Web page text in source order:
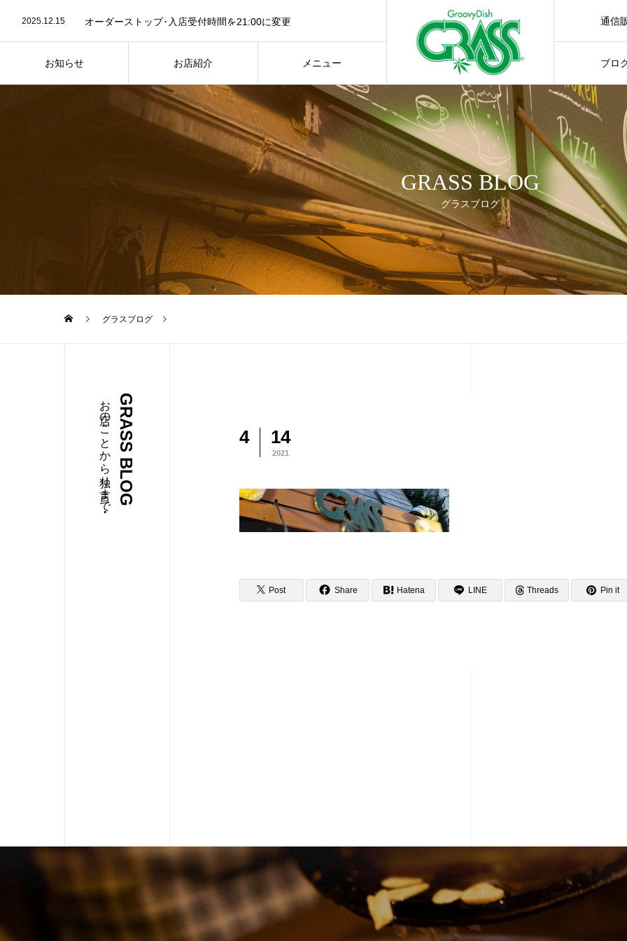
お知らせ お店紹介 メニュー ブロ
2023.07.26 お店紹介ページ写真を最新に差し替え
2025.12.15 オーダーストップ･入店受付時間を21:00に変更
通信
GRASS BLOG
グラスブログ
グラスブログ
GRASS BLOG
お店のことから独り言まで・・・ 4 14
2021
Post Share Hatena LINE Threads Pin it